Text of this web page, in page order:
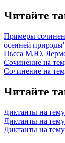
Читайте
Примеры
осенней природы"
Пьеса М.Ю.
Сочинение на
Сочинение на
Читайте
Диктанты на
Диктанты на
Диктанты на